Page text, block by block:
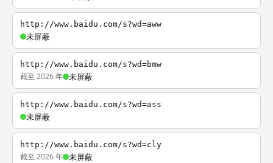
http://www.baidu.com/s?wd=aww
未屏蔽
http://www.baidu.com/s?wd=bmw
截至 2026 年 未屏蔽
http://www.baidu.com/s?wd=ass
未屏蔽
http://www.baidu.com/s?wd=cly
截至 2026 年 未屏蔽